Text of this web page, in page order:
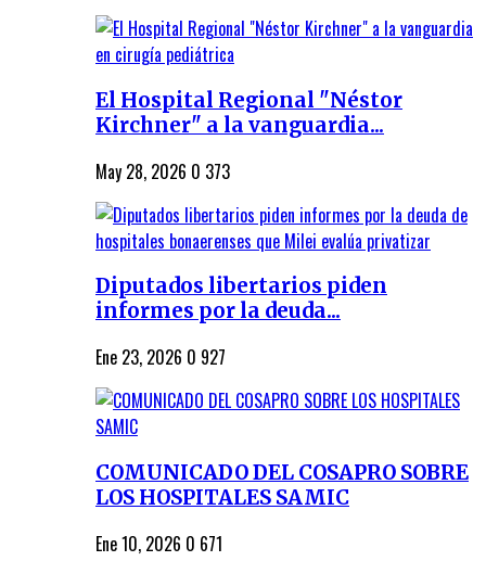
El Hospital Regional "Néstor
Kirchner" a la vanguardia...
May 28, 2026 0 373
Diputados libertarios piden
informes por la deuda...
Ene 23, 2026 0 927
COMUNICADO DEL COSAPRO SOBRE
LOS HOSPITALES SAMIC
Ene 10, 2026 0 671